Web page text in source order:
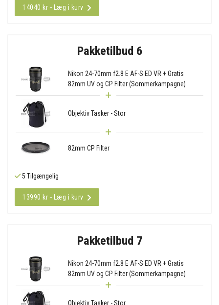
14040 kr - Læg i kurv
Pakketilbud 6
Nikon 24-70mm f2.8 E AF-S ED VR + Gratis
82mm UV og CP Filter (Sommerkampagne)
Objektiv Tasker - Stor
82mm CP Filter
5 Tilgængelig
13990 kr - Læg i kurv
Pakketilbud 7
Nikon 24-70mm f2.8 E AF-S ED VR + Gratis
82mm UV og CP Filter (Sommerkampagne)
Objektiv Tasker - Stor